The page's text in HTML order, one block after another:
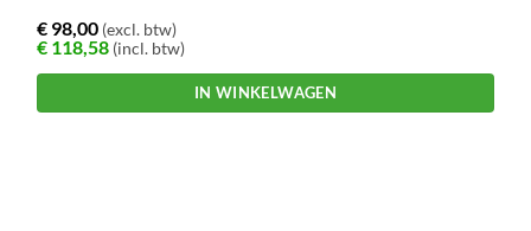
€ 98,00 (excl. btw)
€ 118,58 (incl. btw)
IN WINKELWAGEN